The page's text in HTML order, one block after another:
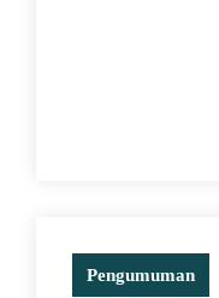
Pengumuman